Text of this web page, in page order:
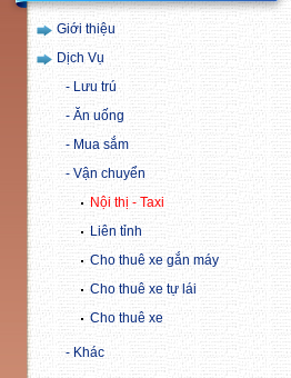
Giới thiệu
Dịch Vụ
Lưu trú
Ăn uống
Mua sắm
Vận chuyển
Nội thị - Taxi
Liên tỉnh
Cho thuê xe gắn máy
Cho thuê xe tự lái
Cho thuê xe
Khác